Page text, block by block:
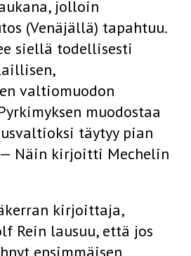
jolloin
(Venä­jällä) tapahtuu.
siellä todellisesti
valtiomuodon
muodostaa
täytyy pian
Näin kirjoitti Mechelin
kirjoittaja,
Rein lausuu, että jos
ensimmäisen